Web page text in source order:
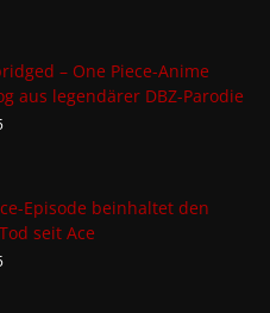
– One Piece-Anime
aus legendärer DBZ-Parodie
Episode beinhaltet den
seit Ace